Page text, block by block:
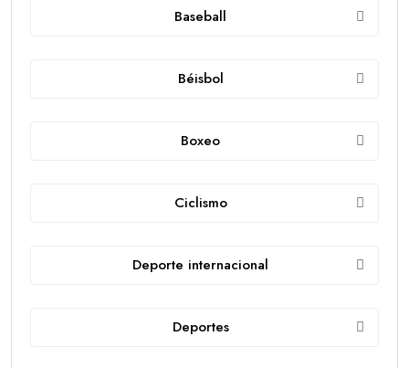
Baseball
Béisbol
Boxeo
Ciclismo
Deporte internacional
Deportes